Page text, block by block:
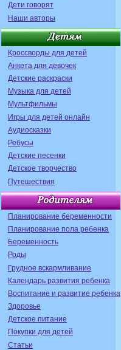
Дети говорят
Наши авторы
Кроссворды для детей
Анкета для девочек
Детские раскраски
Музыка для детей
Мультфильмы
Игры для детей онлайн
Аудиосказки
Ребусы
Детские песенки
Детское творчество
Путешествия
Планирование беременности
Планирование пола ребенка
Беременность
Роды
Грудное вскармливание
Календарь развития ребенка
Воспитание и развитие ребенка
Здоровье
Детское питание
Покупки для детей
Статьи